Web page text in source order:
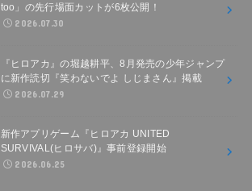
too」の先行場面カットが6枚公開！
2026.07.30
『ヒロアカ』の堀越耕平、8月発売の少年ジャンプ
に新作読切『笑わないでよ しじまさん』掲載
2026.07.29
新作アプリゲーム『ヒロアカ UNITED
SURVIVAL(ヒロサバ)』事前登録開始
2026.06.25